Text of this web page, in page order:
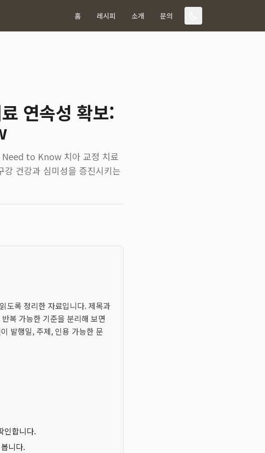
홈 레시피 소개 문의
연속성 확보:
to Know 치아 교정 치료
건강과 심미성을 증진시키는
도록 정리한 자료입니다. 제목과
복 가능한 기준을 분리해 보면
발행일, 주제, 인용 가능한 문
인합니다.
니다.